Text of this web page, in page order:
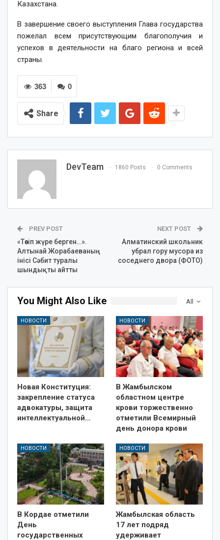
Казахстана.
В завершение своего выступления Глава государства
пожелал всем присутствующим благополучия и
успехов в деятельности на благо региона и всей
страны.
0
363
Share
DevTeam 1860 Posts 0 Comments
PREV POST
«Төзіп жүре берген…».
Алтынай Жорабаеваның
інісі Сәбит туралы
шындықты айтты
NEXT POST
Алматинский школьник
убрал гору мусора из
соседнего двора (ФОТО)
All
You Might Also Like
НОВОСТИ
Новая Конституция:
закрепление статуса
адвокатуры, защита
интеллектуальной…
НОВОСТИ
В Жамбылском
областном центре
крови торжественно
отметили Всемирный
день донора крови
НОВОСТИ
В Кордае отметили
День
государственных
НОВОСТИ
Жамбылская область
17 лет подряд
удерживает